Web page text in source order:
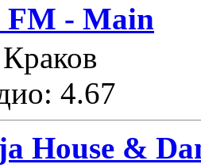
FM - Main
4.67
House &